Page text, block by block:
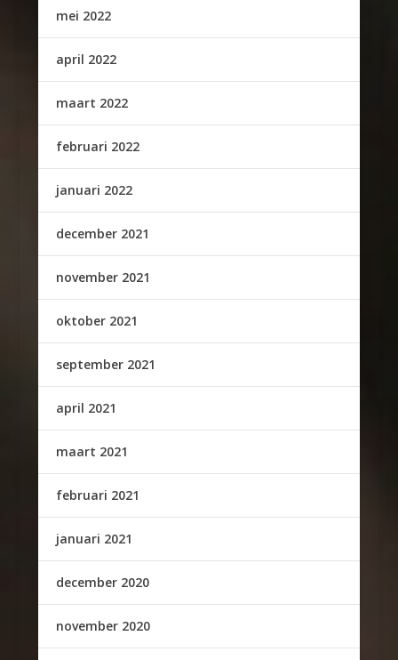
mei 2022
april 2022
maart 2022
februari 2022
januari 2022
december 2021
november 2021
oktober 2021
september 2021
april 2021
maart 2021
februari 2021
januari 2021
december 2020
november 2020